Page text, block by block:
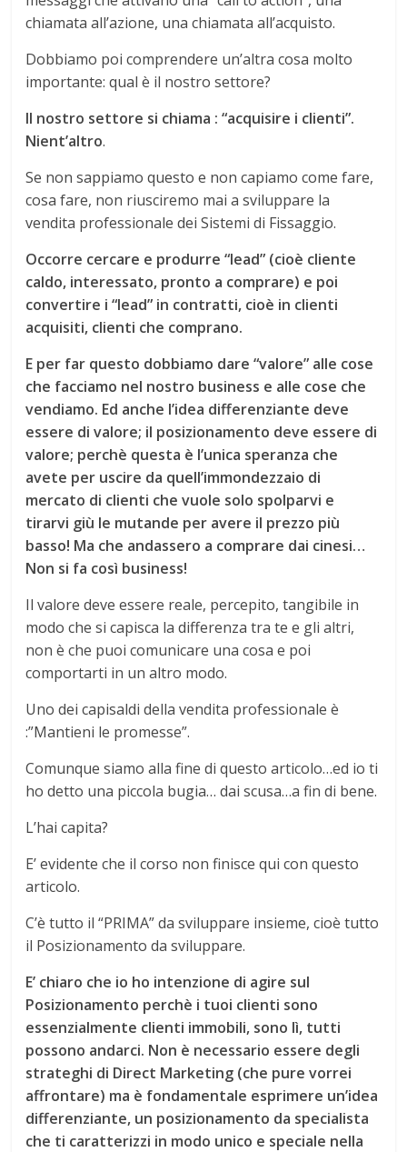
chiamata all’azione, una chiamata all’acquisto.
Dobbiamo poi comprendere un’altra cosa molto
importante: qual è il nostro settore?
Il nostro settore si chiama : “acquisire i clienti”.
Nient’altro.
Se non sappiamo questo e non capiamo come fare,
cosa fare, non riusciremo mai a sviluppare la
vendita professionale dei Sistemi di Fissaggio.
Occorre cercare e produrre “lead” (cioè cliente
caldo, interessato, pronto a comprare) e poi
convertire i “lead” in contratti, cioè in clienti
acquisiti, clienti che comprano.
E per far questo dobbiamo dare “valore” alle cose
che facciamo nel nostro business e alle cose che
vendiamo. Ed anche l’idea differenziante deve
essere di valore; il posizionamento deve essere di
valore; perchè questa è l’unica speranza che
avete per uscire da quell’immondezzaio di
mercato di clienti che vuole solo spolparvi e
tirarvi giù le mutande per avere il prezzo più
basso! Ma che andassero a comprare dai cinesi…
Non si fa così business!
Il valore deve essere reale, percepito, tangibile in
modo che si capisca la differenza tra te e gli altri,
non è che puoi comunicare una cosa e poi
comportarti in un altro modo.
Uno dei capisaldi della vendita professionale è
:”Mantieni le promesse”.
Comunque siamo alla fine di questo articolo…ed io ti
ho detto una piccola bugia… dai scusa…a fin di bene.
L’hai capita?
E’ evidente che il corso non finisce qui con questo
articolo.
C’è tutto il “PRIMA” da sviluppare insieme, cioè tutto
il Posizionamento da sviluppare.
E’ chiaro che io ho intenzione di agire sul
Posizionamento perchè i tuoi clienti sono
essenzialmente clienti immobili, sono lì, tutti
possono andarci. Non è necessario essere degli
strateghi di Direct Marketing (che pure vorrei
affrontare) ma è fondamentale esprimere un’idea
differenziante, un posizionamento da specialista
che ti caratterizzi in modo unico e speciale nella